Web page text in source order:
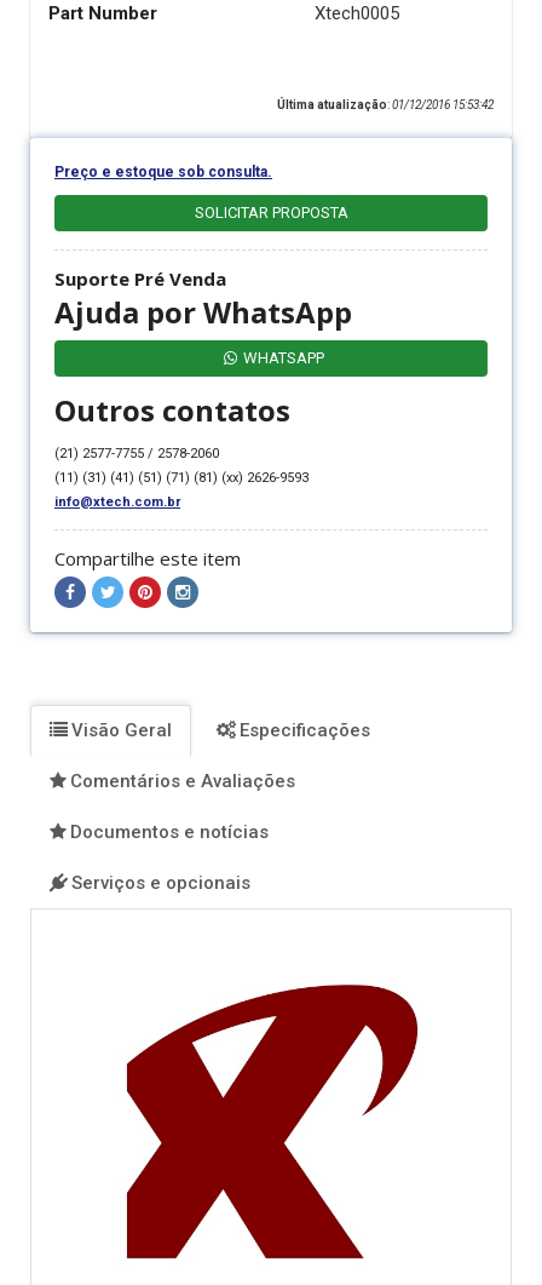
Part Number Xtech0005
Última atualização:01/12/2016 15:53:42
Preço e estoque sob consulta.
SOLICITAR PROPOSTA
Suporte Pré Venda
Ajuda por WhatsApp
WHATSAPP
Outros contatos
(21) 2577-7755 / 2578-2060
(11) (31) (41) (51) (71) (81) (xx) 2626-9593
info@xtech.com.br
Compartilhe este item
Compartilhar
Compartilhar
Compartilhar
Compartilhar
Visão Geral Especificações
Comentários e Avaliações
Documentos e notícias
Serviços e opcionais